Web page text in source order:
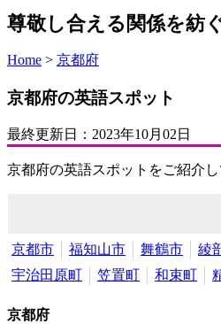
尊敬し合える関係を紡
Home > 京都府
京都府の英語スポット
最終更新日： 2023年10月02日
京都府の英語スポットをご紹介
京都市 福知山市 舞鶴市 綾
宇治田原町
笠置町 和束町
京都府